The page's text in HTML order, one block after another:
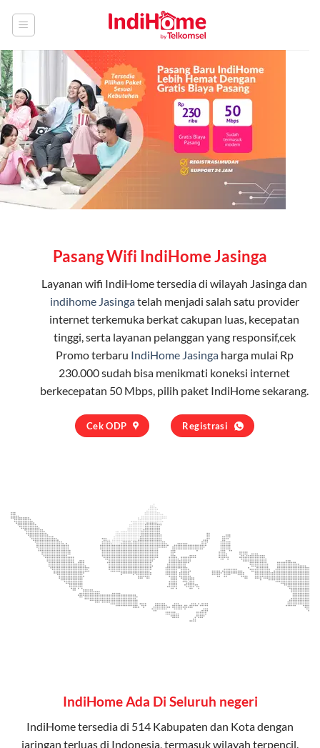
Pasang Wifi IndiHome Jasinga
Layanan wifi IndiHometersedia di wilayah Jasinga dan
indihome Jasingatelah menjadi salah satu provider
internet terkemuka berkat cakupan luas, kecepatan
tinggi, serta layanan pelanggan yang responsif,cek
Promo terbaru IndiHome Jasingaharga mulai Rp
230.000 sudah bisa menikmati koneksi internet
berkecepatan 50 Mbps, pilih paket IndiHomesekarang.
Cek ODP Registrasi
IndiHome Ada Di Seluruh negeri
IndiHome tersedia di 514 Kabupaten dan Kota dengan
jaringan terluas di Indonesia, termasuk wilayah terpencil.